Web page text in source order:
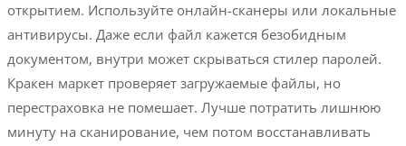
открытием. Используйте онлайн-сканеры или локальные
антивирусы. Даже если файл кажется безобидным
документом, внутри может скрываться стилер паролей.
Кракен маркет проверяет загружаемые файлы, но
перестраховка не помешает. Лучше потратить лишнюю
минуту на сканирование, чем потом восстанавливать